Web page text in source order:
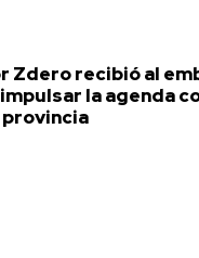
Zdero recibió al
la agenda